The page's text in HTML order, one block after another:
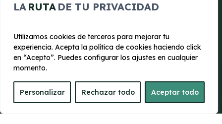
LA RUTA DE TU PRIVACIDAD
Utilizamos cookies de terceros para mejorar tu
experiencia. Acepta la política de cookies haciendo click
en “Acepto”. Puedes configurar los ajustes en cualquier
momento.
Personalizar Rechazar todo Aceptar todo
Skoda
Ford Todas las marcas
© 2020 - 2026 Renting Mallorca
Aviso legal y Privacidad